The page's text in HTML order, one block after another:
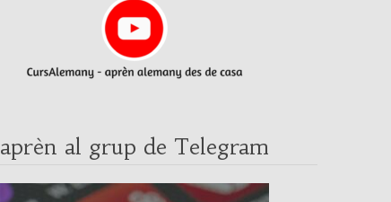
aprèn al grup de Telegram